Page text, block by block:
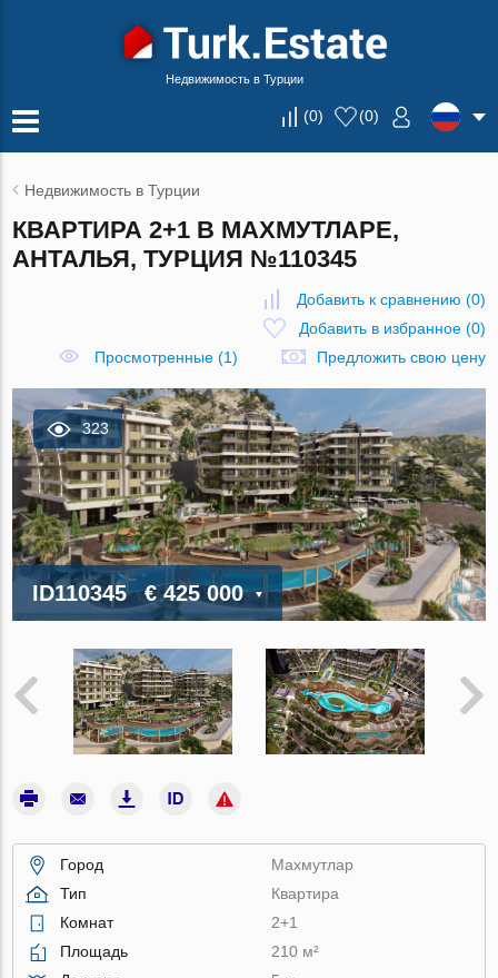
Недвижимость в Турции
(0) (0)
Недвижимость в Турции
КВАРТИРА 2+1 В МАХМУТЛАРЕ,
АНТАЛЬЯ, ТУРЦИЯ №110345
Добавить к сравнению (0)
Добавить в избранное(0)
Просмотренные (1)
Предложить свою цену
323
ID110345 € 425 000
Город
Махмутлар
Тип
Квартира
Комнат
2+1
Площадь
210 м²